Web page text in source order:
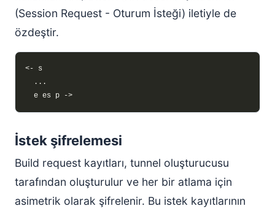
(Session Request - Oturum İsteği) iletiyle de
özdeştir.
İstek şifrelemesi
Build request kayıtları, tunnel oluşturucusu
tarafından oluşturulur ve her bir atlama için
asimetrik olarak şifrelenir. Bu istek kayıtlarının